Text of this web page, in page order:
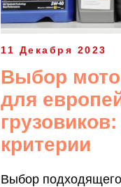
11 Декабря 2023
Выбор
для
критерии
Выбор